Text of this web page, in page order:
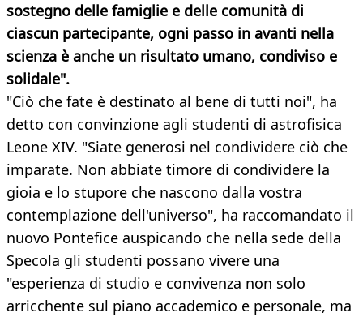
sostegno delle famiglie e delle comunità di
ciascun partecipante, ogni passo in avanti nella
scienza è anche un risultato umano, condiviso e
solidale".
"Ciò che fate è destinato al bene di tutti noi", ha
detto con convinzione agli studenti di astrofisica
Leone XIV. "Siate generosi nel condividere ciò che
imparate. Non abbiate timore di condividere la
gioia e lo stupore che nascono dalla vostra
contemplazione dell'universo", ha raccomandato il
nuovo Pontefice auspicando che nella sede della
Specola gli studenti possano vivere una
"esperienza di studio e convivenza non solo
arricchente sul piano accademico e personale, ma